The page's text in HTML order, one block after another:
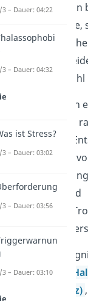
Immerhin
jemand
rational
für seine
das auch
immer möglich
Hinter den
Person stehen
und
sie der
dafür sind
(z. B.
Dissonanz)
3 – Dauer: 04:22
3 – Dauer: 04:32
ist Stress?
3 – Dauer: 03:02
3 – Dauer: 03:56
3 – Dauer: 03:10